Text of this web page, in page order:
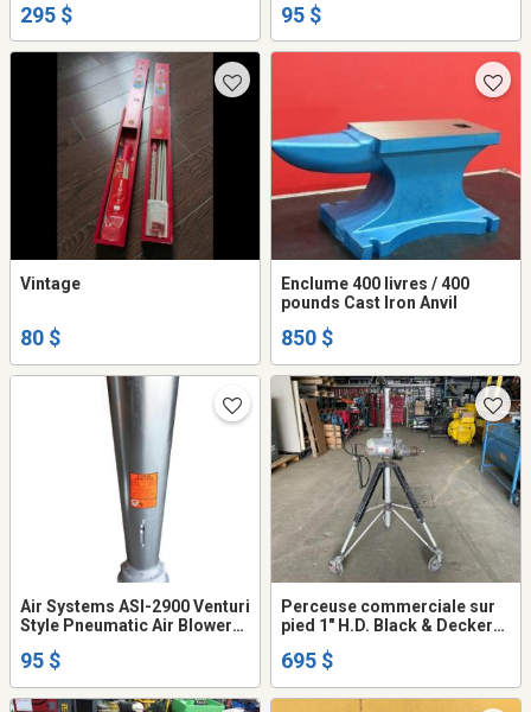
295 $ 95 $
Vintage
80 $
Enclume 400 livres / 400
pounds Cast Iron Anvil
850 $
Air Systems ASI-2900 Venturi
Style Pneumatic Air Blower
95 $
Perceuse commerciale sur
pied 1" H.D. Black & Decker
695 $